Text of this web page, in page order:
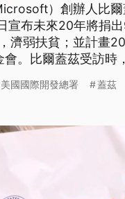
）創辦人比爾
宣布未來20年將捐出
濟弱扶貧；並計畫
。比爾蓋茲受訪時
的作法，會造成數
美國國際開發總署 蓋茲